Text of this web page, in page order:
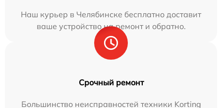
Наш курьер в Челябинске бесплатно доставит
ваше устройство на ремонт и обратно.
Срочный ремонт
Большинство неисправностей техники Korting